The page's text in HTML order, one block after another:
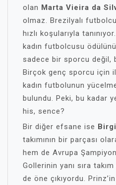
olan Marta Vieira da
olmaz. Brezilyalı
hızlı koşularıyla
kadın futbolcusu
sadece bir sporcu değil,
Birçok genç sporcu için
kadın futbolunun
bulundu. Peki, bu kadar
his, sence?
Bir diğer efsane ise
takımının bir parçası
hem de Avrupa
Gollerinin yanı sıra
de öne çıkıyordu.